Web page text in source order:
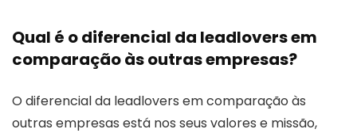
Qual é o diferencial da leadlovers em
comparação às outras empresas?
O diferencial da leadlovers em comparação às
outras empresas está nos seus valores e missão,